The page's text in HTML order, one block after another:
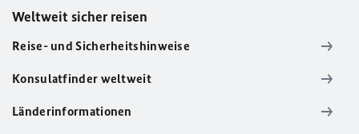
Weltweit sicher reisen
Reise- und Sicherheitshinweise
Konsulatfinder weltweit
Länderinformationen